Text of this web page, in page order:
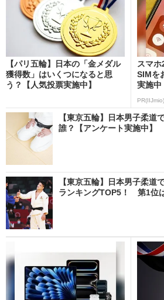
【パリ五輪】日本の「金メダル
獲得数」はいくつになると思
う？【人気投票実施中】
スマ
SIMを
実施中
PR(IIJmio)
【東京五輪】日本男子柔道
誰？【アンケート実施中】
【東京五輪】日本男子柔道
ランキングTOP5！ 第1位